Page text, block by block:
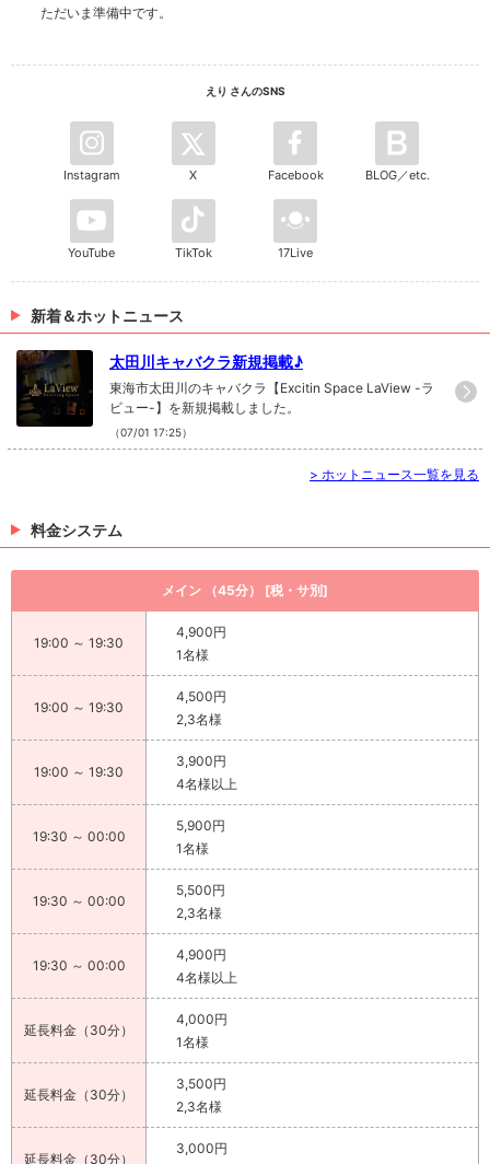
ただいま準備中です。
えり さんのSNS
Instagram X Facebook BLOG／etc.
YouTube TikTok 17Live
新着＆ホットニュース
太田川キャバクラ新規掲載♪
東海市太田川のキャバクラ【Excitin Space LaView -ラ
ビュー-】を新規掲載しました。
（07/01 17:25）
> ホットニュース一覧を見る
料金システム
メイン （45分） [税・サ別]
19:00 ～ 19:30
4,900円
1名様
19:00 ～ 19:30
4,500円
2,3名様
19:00 ～ 19:30
3,900円
4名様以上
19:30 ～ 00:00
5,900円
1名様
19:30 ～ 00:00
5,500円
2,3名様
19:30 ～ 00:00
4,900円
4名様以上
延長料金（30分）
4,000円
1名様
延長料金（30分）
3,500円
2,3名様
延長料金（30分）
3,000円